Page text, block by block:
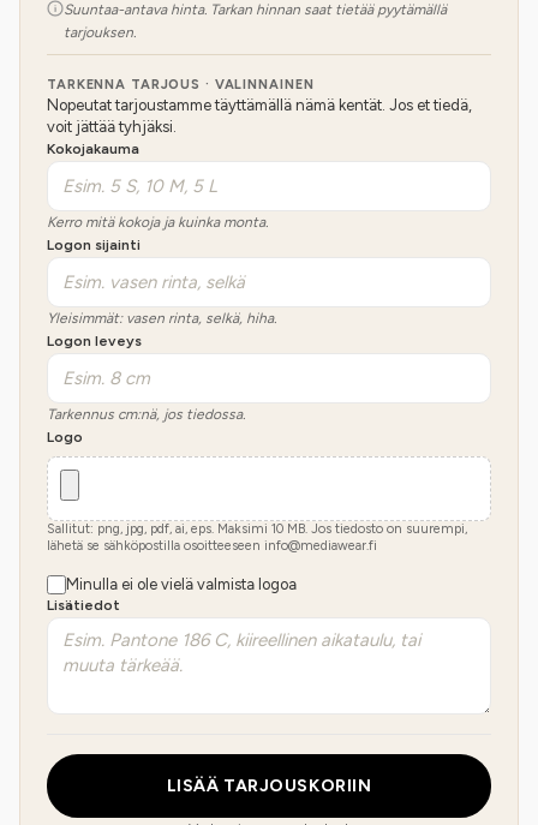
Suuntaa-antava hinta. Tarkan hinnan saat tietää pyytämällä
tarjouksen.
TARKENNA TARJOUS · VALINNAINEN
Nopeutat tarjoustamme täyttämällä nämä kentät. Jos et tiedä,
voit jättää tyhjäksi.
Kokojakauma
Kerro mitä kokoja ja kuinka monta.
Logon sijainti
Yleisimmät: vasen rinta, selkä, hiha.
Logon leveys
Tarkennus cm:nä, jos tiedossa.
Logo
Sallitut: png, jpg, pdf, ai, eps. Maksimi 10 MB. Jos tiedosto on suurempi,
lähetä se sähköpostilla osoitteeseen info@mediawear.fi
Minulla ei ole vielä valmista logoa
Lisätiedot
LISÄÄ TARJOUSKORIIN